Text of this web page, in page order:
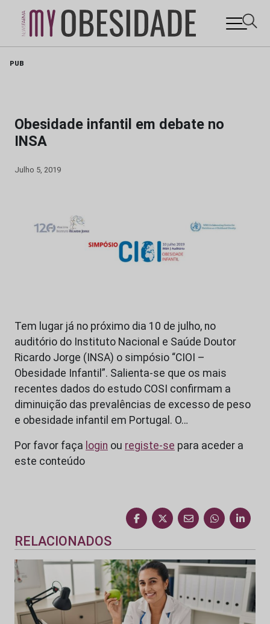
PUB
Obesidade infantil em debate no
INSA
Julho 5, 2019
Tem lugar já no próximo dia 10 de julho, no
auditório do Instituto Nacional e Saúde Doutor
Ricardo Jorge (INSA) o simpósio “CIOI –
Obesidade Infantil”. Salienta-se que os mais
recentes dados do estudo COSI confirmam a
diminuição das prevalências de excesso de peso
e obesidade infantil em Portugal. O…
Por favor faça login ou registe-se para aceder a
este conteúdo
RELACIONADOS